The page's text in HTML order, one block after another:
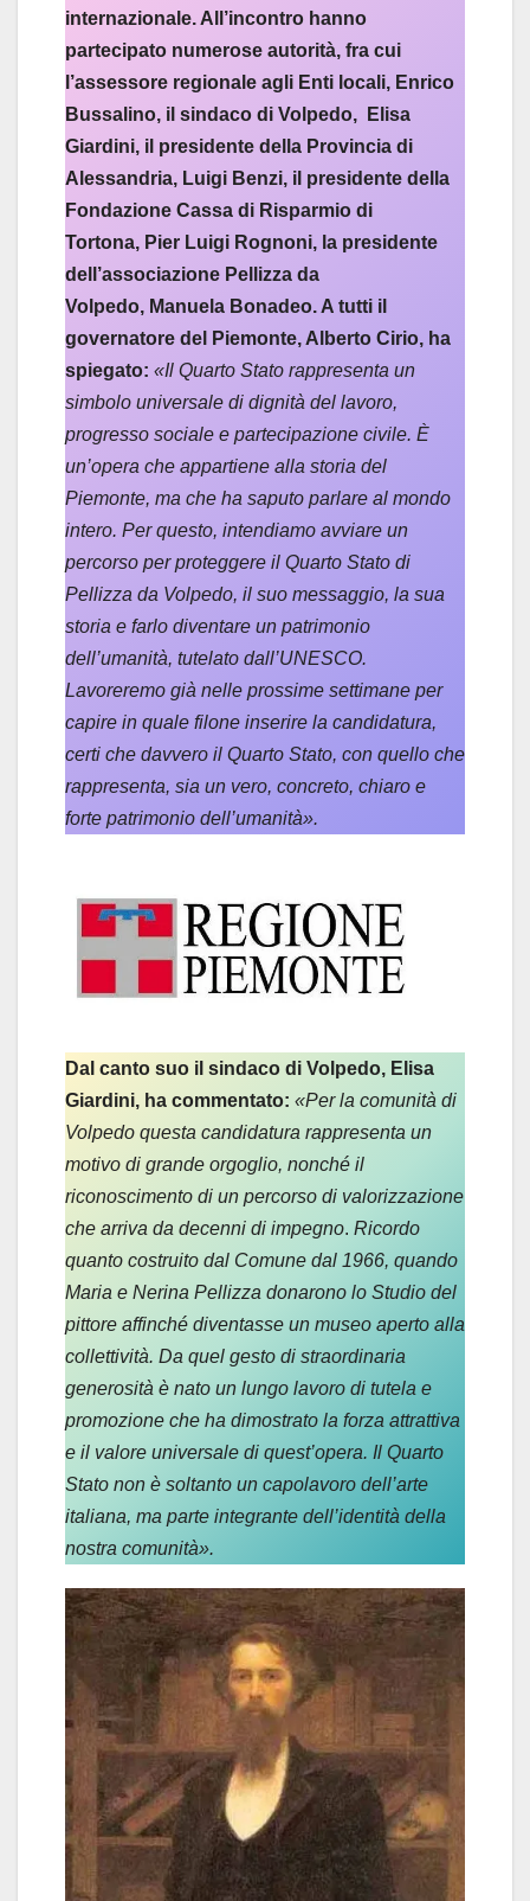
internazionale. All’incontro hanno
partecipato numerose autorità, fra cui
l’assessore regionale agli Enti locali, Enrico
Bussalino, il sindaco di Volpedo, Elisa
Giardini, il presidente della Provincia di
Alessandria, Luigi Benzi, il presidente della
Fondazione Cassa di Risparmio di
Tortona, Pier Luigi Rognoni, la presidente
dell’associazione Pellizza da
Volpedo, Manuela Bonadeo. A tutti il
governatore del Piemonte, Alberto Cirio, ha
spiegato: «Il Quarto Stato rappresenta un
simbolo universale di dignità del lavoro,
progresso sociale e partecipazione civile. È
un’opera che appartiene alla storia del
Piemonte, ma che ha saputo parlare al mondo
intero. Per questo, intendiamo avviare un
percorso per proteggere il Quarto Stato di
Pellizza da Volpedo, il suo messaggio, la sua
storia e farlo diventare un patrimonio
dell’umanità, tutelato dall’UNESCO.
Lavoreremo già nelle prossime settimane per
capire in quale filone inserire la candidatura,
certi che davvero il Quarto Stato, con quello che
rappresenta, sia un vero, concreto, chiaro e
forte patrimonio dell’umanità».
Dal canto suo il sindaco di Volpedo, Elisa
Giardini, ha commentato: «Per la comunità di
Volpedo questa candidatura rappresenta un
motivo di grande orgoglio, nonché il
riconoscimento di un percorso di valorizzazione
che arriva da decenni di impegno. Ricordo
quanto costruito dal Comune dal 1966, quando
Maria e Nerina Pellizza donarono lo Studio del
pittore affinché diventasse un museo aperto alla
collettività. Da quel gesto di straordinaria
generosità è nato un lungo lavoro di tutela e
promozione che ha dimostrato la forza attrattiva
e il valore universale di quest’opera. Il Quarto
Stato non è soltanto un capolavoro dell’arte
italiana, ma parte integrante dell’identità della
nostra comunità».